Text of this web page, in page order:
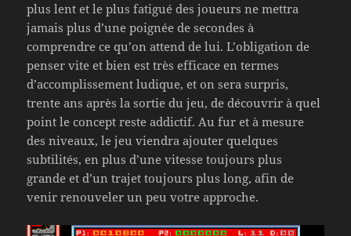
plus lent et le plus fatigué des joueurs ne mettra
jamais plus d’une poignée de secondes à
comprendre ce qu’on attend de lui. L’obligation de
penser vite et bien est très efficace en termes
d’accomplissement ludique, et on sera surpris,
trente ans après la sortie du jeu, de découvrir à quel
point le concept reste addictif. Au fur et à mesure
des niveaux, le jeu viendra ajouter quelques
subtilités, en plus d’une vitesse toujours plus
grande et d’un trajet toujours plus long, afin de
venir renouveler un peu votre approche.